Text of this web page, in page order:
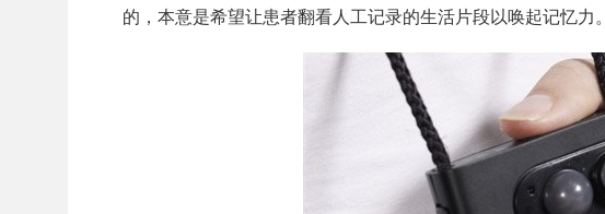
的，本意是希望让患者翻看人工记录的生活片段以唤起记忆力。